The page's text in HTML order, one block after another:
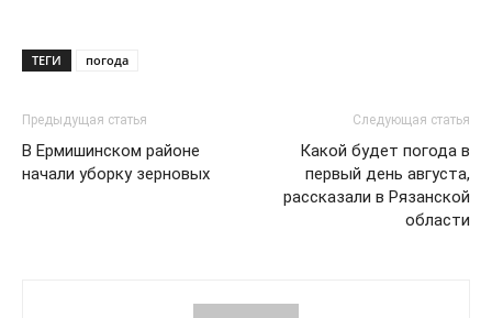
ТЕГИ погода
Предыдущая статья
В Ермишинском районе
начали уборку зерновых
Следующая статья
Какой будет погода в
первый день августа,
рассказали в Рязанской
области